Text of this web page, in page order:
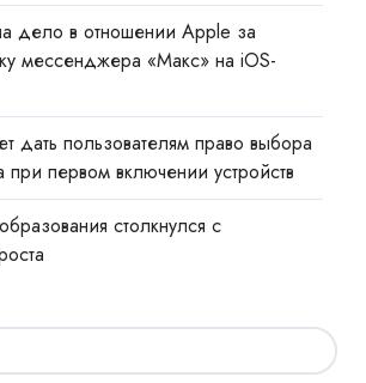
дело в отношении Apple за
мессенджера «Макс» на iOS-
дать пользователям право выбора
первом включении устройств
столкнулся с